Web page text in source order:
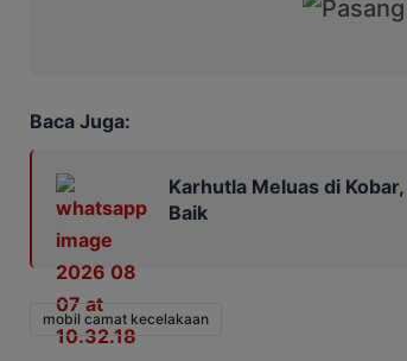
Baca Juga:
Karhutla Meluas di
Baik
mobil camat kecelakaan